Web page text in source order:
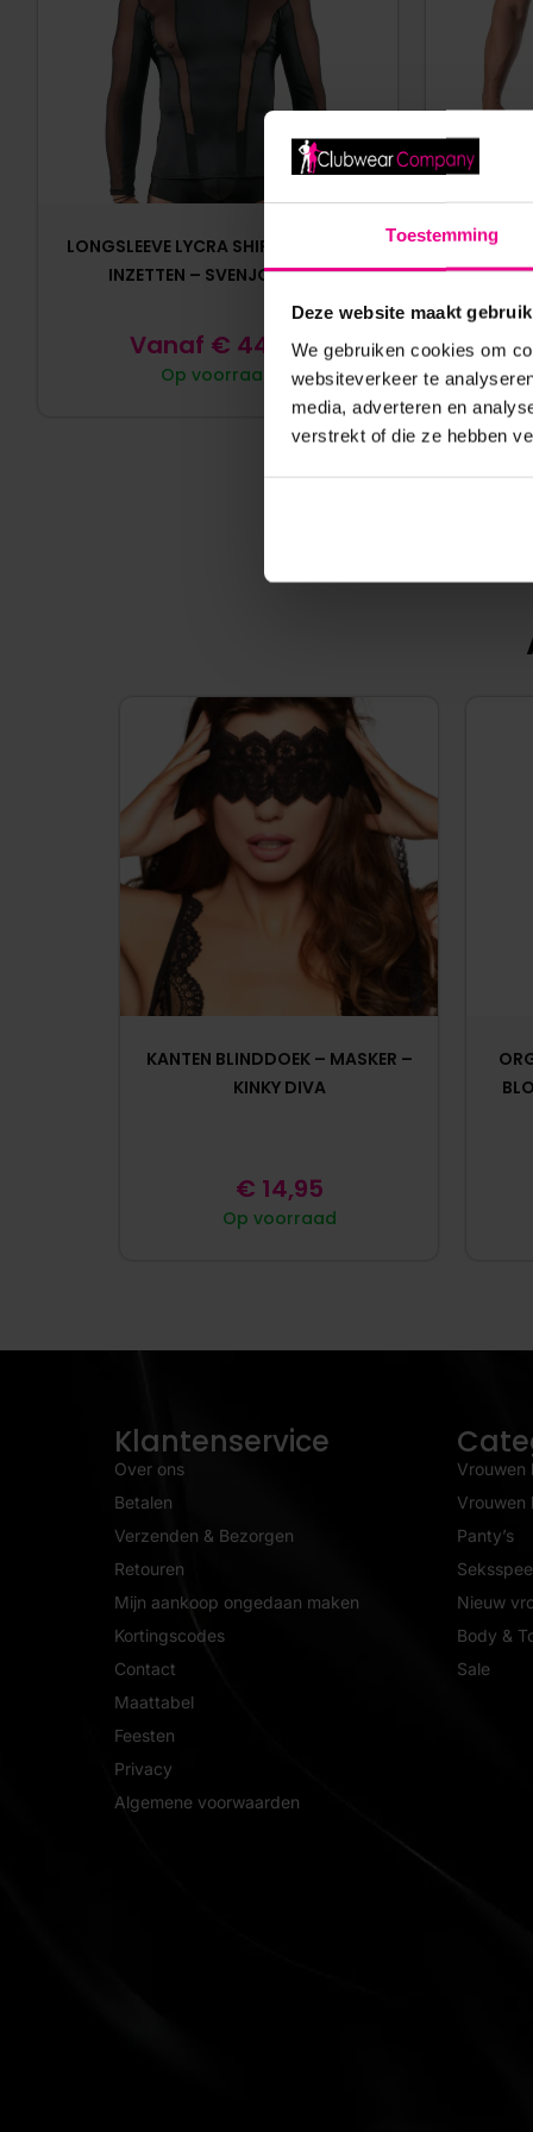
Toestemming
Deze website maakt
We gebruiken cookies om
websiteverkeer te
media, adverteren en
verstrekt of die ze hebben
LONGSLEEVE LYCRA SHIRT MET MESH
INZETTEN – SVENJOYMENT
Op voorraad
Vanaf € 44,95
TOF
KANTEN BLINDDOEK – MASKER –
KINKY DIVA
Op voorraad
€ 14,95
Klantenservice
Over ons
Betalen
Verzenden & Bezorgen
Retouren
Mijn aankoop ongedaan maken
Kortingscodes
Contact
Maattabel
Feesten
Privacy
Algemene voorwaarden
Vrouwen
Vrouwen
Panty’s
Nieuw
Body &
Sale